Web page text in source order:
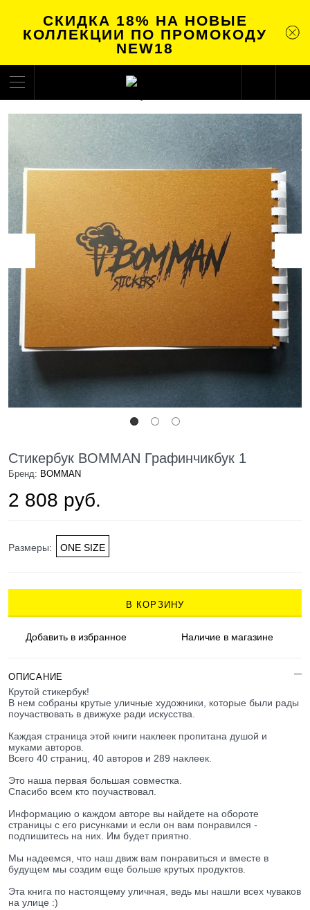
СКИДКА 18% НА НОВЫЕ
КОЛЛЕКЦИИ ПО ПРОМОКОДУ
NEW18
Стикербук BOMMAN Графинчикбук 1
Бренд: BOMMAN
2 808 руб.
Размеры: ONE SIZE
В КОРЗИНУ
Добавить в избранное Наличиев магазине
ОПИСАНИЕ
Крутой стикербук!
В нем собраны крутые уличные художники, которые были рады
поучаствовать в движухе ради искусства.
Каждая страница этой книги наклеек пропитана душой и
муками авторов.
Всего 40 страниц, 40 авторов и 289 наклеек.
Это наша первая большая совместка.
Спасибо всем кто поучаствовал.
Информацию о каждом авторе вы найдете на обороте
страницы с его рисунками и если он вам понравился -
подпишитесь на них. Им будет приятно.
Мы надеемся, что наш движ вам понравиться и вместе в
будущем мы создим еще больше крутых продуктов.
Эта книга по настоящему уличная, ведь мы нашли всех чуваков
на улице :)